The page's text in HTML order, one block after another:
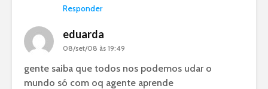
Responder
eduarda
08/set/08 às 19:49
gente saiba que todos nos podemos udar o
mundo só com oq agente aprende